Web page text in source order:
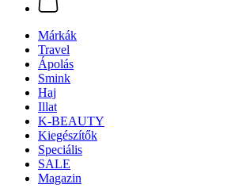
Márkák
Travel
Ápolás
Smink
Haj
Illat
K-BEAUTY
Kiegészítők
Speciális
SALE
Magazin